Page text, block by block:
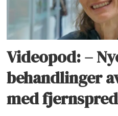
Videopod: –
behandlinger
med